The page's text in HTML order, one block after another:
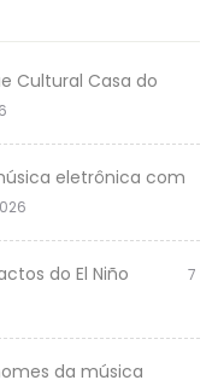
Cultural Casa do
eletrônica com
do El Niño
7
da música